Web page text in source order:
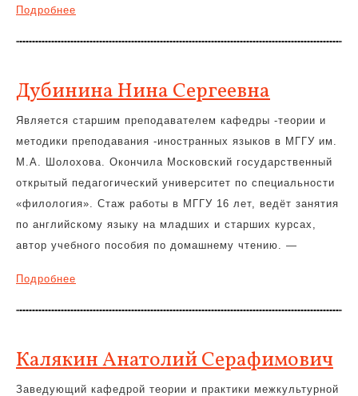
Подробнее
Дубинина Нина Сергеевна
Является старшим преподавателем кафедры -теории и
методики преподавания -иностранных языков в МГГУ им.
М.А. Шолохова. Окончила Московский государственный
открытый педагогический университет по специальности
«филология». Стаж работы в МГГУ 16 лет, ведёт занятия
по английскому языку на младших и старших курсах,
автор учебного пособия по домашнему чтению. —
Подробнее
Калякин Анатолий Серафимович
Заведующий кафедрой теории и практики межкультурной